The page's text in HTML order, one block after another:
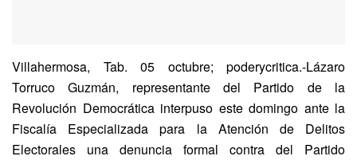
Villahermosa, Tab. 05 octubre; poderycritica.-Lázaro
Torruco Guzmán, representante del Partido de la
Revolución Democrática interpuso este domingo ante la
Fiscalía Especializada para la Atención de Delitos
Electorales una denuncia formal contra del Partido